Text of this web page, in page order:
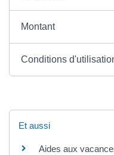
Montant
Conditions
Et aussi
Aides aux